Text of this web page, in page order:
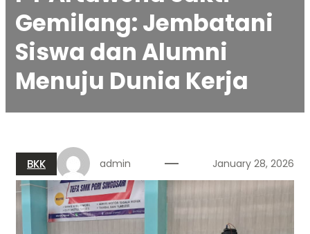
Gemilang: Jembatani
Siswa dan Alumni
Menuju Dunia Kerja
BKK admin January 28, 2026